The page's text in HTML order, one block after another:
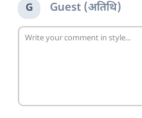
G Guest (अतिथि)